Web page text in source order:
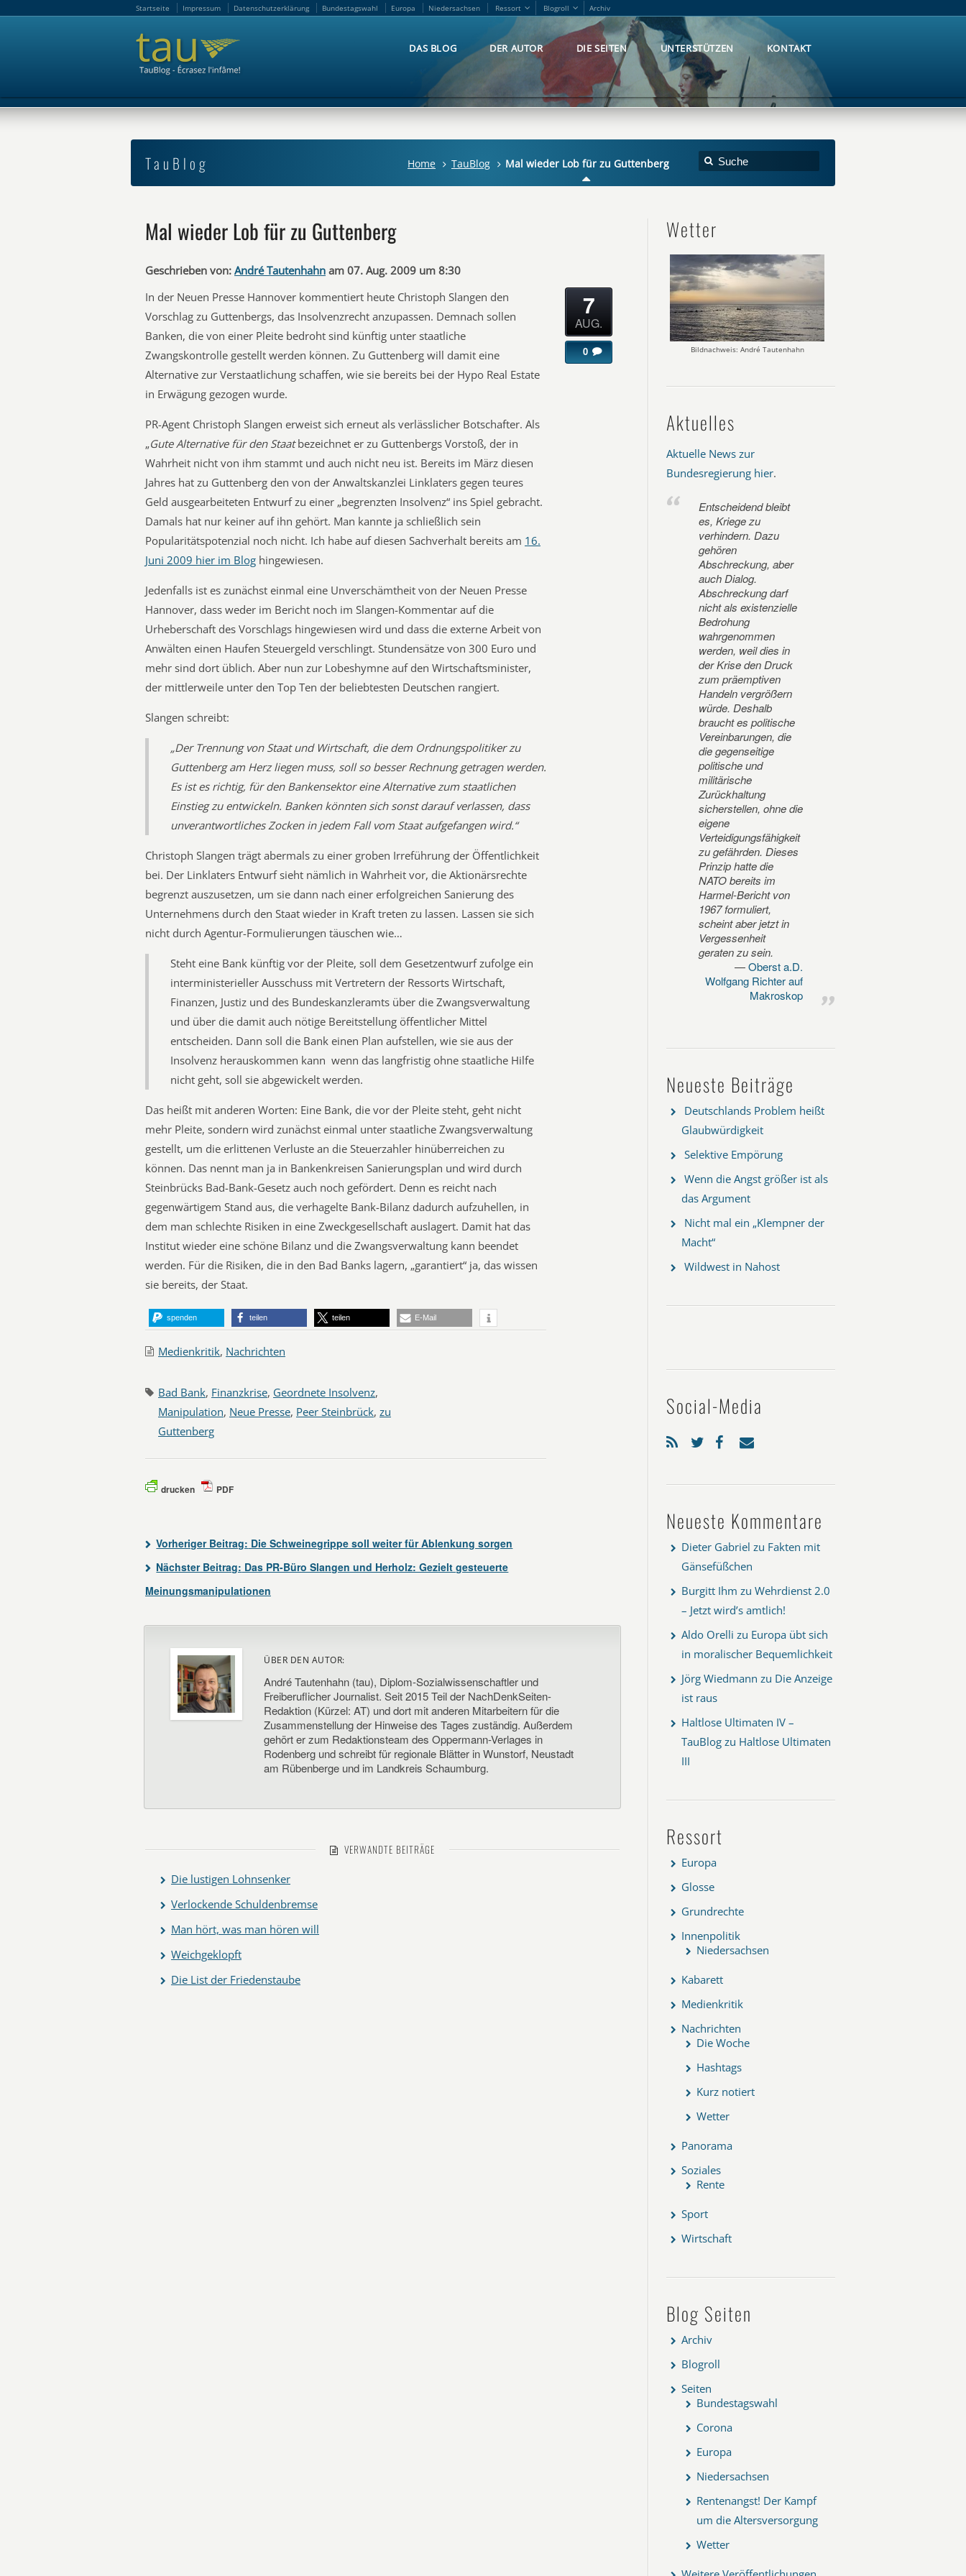
Startseite Impressum Datenschutzerklärung Bundestagswahl Europa Niedersachsen Ressort Blogroll Archiv
DAS BLOG DER AUTOR DIE SEITEN UNTERSTÜTZEN KONTAKT
TauBlog Home TauBlog Mal wieder Lob für zu Guttenberg
Mal wieder Lob für zu Guttenberg
Geschrieben von: André Tautenhahn am 07. Aug. 2009 um 8:30
In der Neuen Presse Hannover kommentiert heute Christoph Slangen den
Vorschlag zu Guttenbergs, das Insolvenzrecht anzupassen. Demnach sollen
Banken, die von einer Pleite bedroht sind künftig unter staatliche
Zwangskontrolle gestellt werden können. Zu Guttenberg will damit eine
Alternative zur Verstaatlichung schaffen, wie sie bereits bei der Hypo Real Estate
in Erwägung gezogen wurde.
PR-Agent Christoph Slangen erweist sich erneut als verlässlicher Botschafter. Als
„Gute Alternative für den Staatbezeichnet er zu Guttenbergs Vorstoß, der in
Wahrheit nicht von ihm stammt und auch nicht neu ist. Bereits im März diesen
Jahres hat zu Guttenberg den von der Anwaltskanzlei Linklaters gegen teures
Geld ausgearbeiteten Entwurf zu einer „begrenzten Insolvenz“ ins Spiel gebracht.
Damals hat nur keiner auf ihn gehört. Man kannte ja schließlich sein
Popularitätspotenzial noch nicht. Ich habe auf diesen Sachverhalt bereits am 16.
Juni 2009 hier im Blog hingewiesen.
Jedenfalls ist es zunächst einmal eine Unverschämtheit von der Neuen Presse
Hannover, dass weder im Bericht noch im Slangen-Kommentar auf die
Urheberschaft des Vorschlags hingewiesen wird und dass die externe Arbeit von
Anwälten einen Haufen Steuergeld verschlingt. Stundensätze von 300 Euro und
mehr sind dort üblich. Aber nun zur Lobeshymne auf den Wirtschaftsminister,
der mittlerweile unter den Top Ten der beliebtesten Deutschen rangiert.
Slangen schreibt:
„Der Trennung von Staat und Wirtschaft, die dem Ordnungspolitiker zu
Guttenberg am Herz liegen muss, soll so besser Rechnung getragen werden.
Es ist es richtig, für den Bankensektor eine Alternative zum staatlichen
Einstieg zu entwickeln. Banken könnten sich sonst darauf verlassen, dass
unverantwortliches Zocken in jedem Fall vom Staat aufgefangen wird.“
Christoph Slangen trägt abermals zu einer groben Irreführung der Öffentlichkeit
bei. Der Linklaters Entwurf sieht nämlich in Wahrheit vor, die Aktionärsrechte
begrenzt auszusetzen, um sie dann nach einer erfolgreichen Sanierung des
Unternehmens durch den Staat wieder in Kraft treten zu lassen. Lassen sie sich
nicht durch Agentur-Formulierungen täuschen wie…
Steht eine Bank künftig vor der Pleite, soll dem Gesetzentwurf zufolge ein
interministerieller Ausschuss mit Vertretern der Ressorts Wirtschaft,
Finanzen, Justiz und des Bundeskanzleramts über die Zwangsverwaltung
und über die damit auch nötige Bereitstellung öffentlicher Mittel
entscheiden. Dann soll die Bank einen Plan aufstellen, wie sie aus der
Insolvenz herauskommen kann  wenn das langfristig ohne staatliche Hilfe
nicht geht, soll sie abgewickelt werden.
Das heißt mit anderen Worten: Eine Bank, die vor der Pleite steht, geht nicht
mehr Pleite, sondern wird zunächst einmal unter staatliche Zwangsverwaltung
gestellt, um die erlittenen Verluste an die Steuerzahler hinüberreichen zu
können. Das nennt man ja in Bankenkreisen Sanierungsplan und wird durch
Steinbrücks Bad-Bank-Gesetz auch noch gefördert. Denn es reicht nach
gegenwärtigem Stand aus, die verhagelte Bank-Bilanz dadurch aufzuhellen, in
dem man schlechte Risiken in eine Zweckgesellschaft auslagert. Damit hat das
Institut wieder eine schöne Bilanz und die Zwangsverwaltung kann beendet
werden. Für die Risiken, die in den Bad Banks lagern, „garantiert“ ja, das wissen
sie bereits, der Staat.
spenden teilen teilen E-Mail
7
AUG.
0
Medienkritik, Nachrichten
Bad Bank, Finanzkrise, Geordnete Insolvenz,
Manipulation, Neue Presse, Peer Steinbrück, zu
Guttenberg
drucken PDF
Vorheriger Beitrag: Die Schweinegrippe soll weiter für Ablenkung sorgen
Nächster Beitrag: Das PR-Büro Slangen und Herholz: Gezielt gesteuerte
Meinungsmanipulationen
ÜBER DEN AUTOR:
André Tautenhahn (tau), Diplom-Sozialwissenschaftler und
Freiberuflicher Journalist. Seit 2015 Teil der NachDenkSeiten-
Redaktion (Kürzel: AT) und dort mit anderen Mitarbeitern für die
Zusammenstellung der Hinweise des Tages zuständig. Außerdem
gehört er zum Redaktionsteam des Oppermann-Verlages in
Rodenberg und schreibt für regionale Blätter in Wunstorf, Neustadt
am Rübenberge und im Landkreis Schaumburg.
VERWANDTE BEITRÄGE
Die lustigen Lohnsenker
Verlockende Schuldenbremse
Man hört, was man hören will
Weichgeklopft
Die List der Friedenstaube
Wetter
Bildnachweis: André Tautenhahn
Aktuelles
Aktuelle News zur
Bundesregierung hier.
Entscheidend bleibt
es, Kriege zu
verhindern. Dazu
gehören
Abschreckung, aber
auch Dialog.
Abschreckung darf
nicht als existenzielle
Bedrohung
wahrgenommen
werden, weil dies in
der Krise den Druck
zum präemptiven
Handeln vergrößern
würde. Deshalb
braucht es politische
Vereinbarungen, die
die gegenseitige
politische und
militärische
Zurückhaltung
sicherstellen, ohne die
eigene
Verteidigungsfähigkeit
zu gefährden. Dieses
Prinzip hatte die
NATO bereits im
Harmel-Bericht von
1967 formuliert,
scheint aber jetzt in
Vergessenheit
geraten zu sein.
Oberst a.D.
Wolfgang Richter auf
Makroskop
Neueste Beiträge
Deutschlands Problem heißt
Glaubwürdigkeit
Selektive Empörung
Wenn die Angst größer ist als
das Argument
Nicht mal ein „Klempner der
Macht“
Wildwest in Nahost
Social-Media
Neueste Kommentare
Dieter Gabriel zu Fakten mit
Gänsefüßchen
Burgitt Ihm zu Wehrdienst 2.0
– Jetzt wird’s amtlich!
Aldo Orelli zu Europa übt sich
in moralischer Bequemlichkeit
Jörg Wiedmann zu Die Anzeige
ist raus
Haltlose Ultimaten IV –
TauBlog zu Haltlose Ultimaten
III
Ressort
Europa
Glosse
Grundrechte
Innenpolitik
Niedersachsen
Kabarett
Medienkritik
Nachrichten
Die Woche
Hashtags
Kurz notiert
Wetter
Panorama
Soziales
Rente
Sport
Wirtschaft
Blog Seiten
Archiv
Blogroll
Seiten
Bundestagswahl
Corona
Europa
Niedersachsen
Rentenangst! Der Kampf
um die Altersversorgung
Wetter
Startseite Impressum Datenschutzerklärung Bundestagswahl Europa Niedersachsen Ressort Blogroll Archiv
DAS BLOG DER AUTOR DIE SEITEN UNTERSTÜTZEN KONTAKT